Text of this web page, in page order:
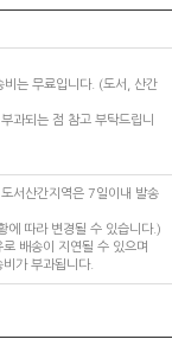
비는 무료입니다. (도서, 산간
과되는 점 참고 부탁드립니
서산간지역은 7일이내 발송
에 따라 변경될 수 있습니다.)
배송이 지연될 수 있으며
가 부과됩니다.